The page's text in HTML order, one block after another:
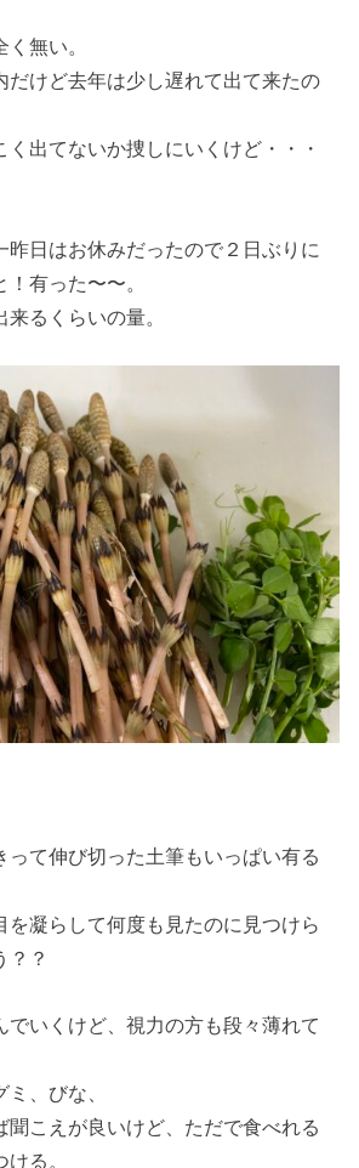
無い。
だけど去年は少し遅れて出て来たの
出てないか捜しにいくけど・・・
昨日はお休みだったので２日ぶりに
有った〜〜。
るくらいの量。
って伸び切った土筆もいっぱい有る
を凝らして何度も見たのに見つけら
？？
でいくけど、視力の方も段々薄れて
、びな、
聞こえが良いけど、ただで食べれる
る。